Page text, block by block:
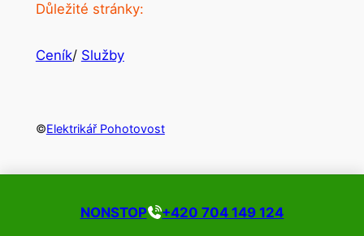
NONSTOP +420 704 149 124
Důležité stránky:
Ceník/ Služby
©Elektrikář Pohotovost